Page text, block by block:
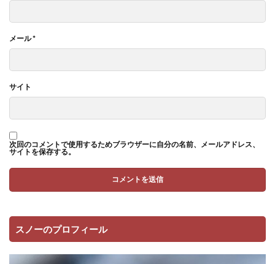
メール*
サイト
次回のコメントで使用するためブラウザーに自分の名前、メールアドレス、
サイトを保存する。
スノーのプロフィール